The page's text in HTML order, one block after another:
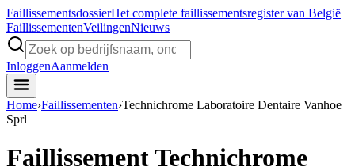
FaillissementsdossierHet complete faillissementsregister van België
FaillissementenVeilingenNieuws
InloggenAanmelden
Home›Faillissementen›Technichrome Laboratoire Dentaire Vanhoe
Sprl
FaillissementTechnichrome